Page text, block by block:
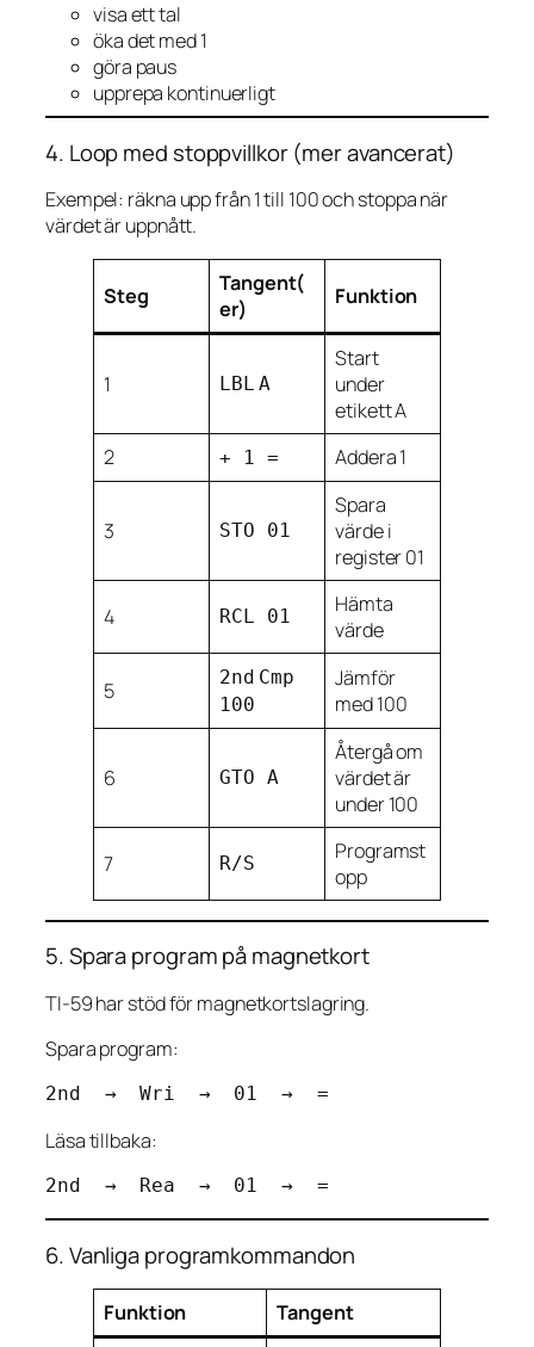
visa ett tal
öka det med 1
göra paus
upprepa kontinuerligt
4. Loop med stoppvillkor (mer avancerat)
Exempel: räkna upp från 1 till 100 och stoppa när
värdet är uppnått.
Steg
Tangent(
er)
Funktion
1 LBL A
Start
under
etikett A
2
+ 1 = Addera 1
3 STO 01
Spara
värde i
register 01
4 RCL 01
Hämta
värde
5
2nd Cmp
100
Jämför
med 100
6 GTO A
Återgå om
värdet är
under 100
7 R/S
Programst
opp
5. Spara program på magnetkort
TI-59 har stöd för magnetkortslagring.
Spara program:
Läsa tillbaka:
6. Vanliga programkommandon
Funktion
Tangent